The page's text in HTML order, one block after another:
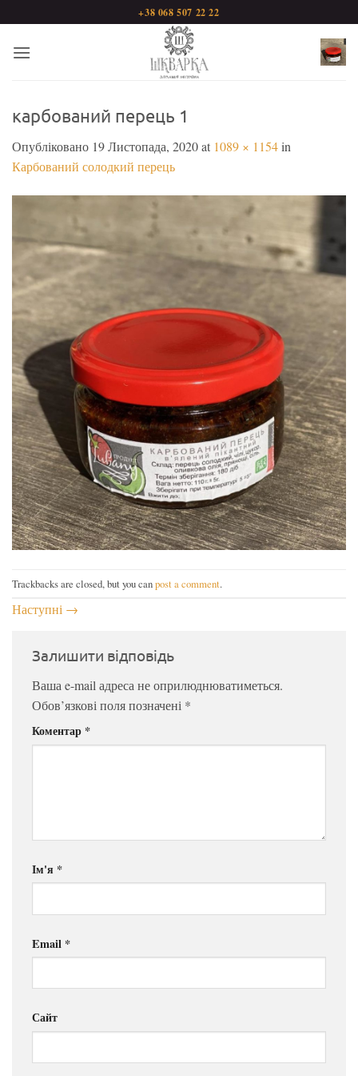
+38 068 507 22 22
карбований перець 1
Опубліковано 19 Листопада, 2020at 1089 × 1154in
Карбований солодкий перець
Trackbacks are closed, but you canpost a comment.
Наступні →
Залишити відповідь
Ваша e-mail адреса не оприлюднюватиметься.
Обов’язкові поля позначені *
Коментар *
Ім'я *
Email *
Сайт